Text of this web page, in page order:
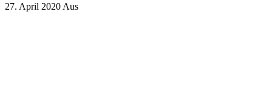
27. April 2020 Aus